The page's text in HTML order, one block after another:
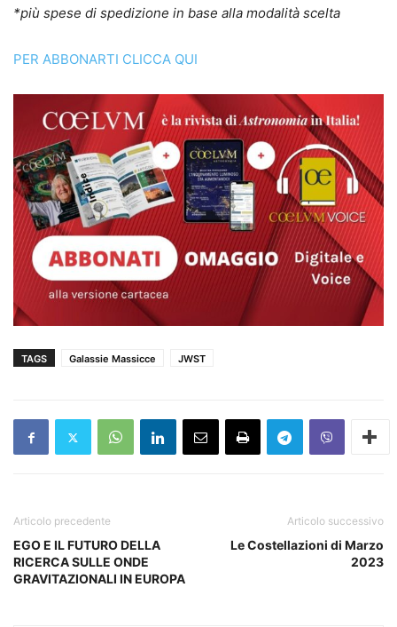
*più spese di spedizione in base alla modalità scelta
PER ABBONARTI CLICCA QUI
TAGS Galassie Massicce JWST
Articolo precedente
EGO E IL FUTURO DELLA
RICERCA SULLE ONDE
GRAVITAZIONALI IN EUROPA
Articolo successivo
Le Costellazioni di Marzo
2023